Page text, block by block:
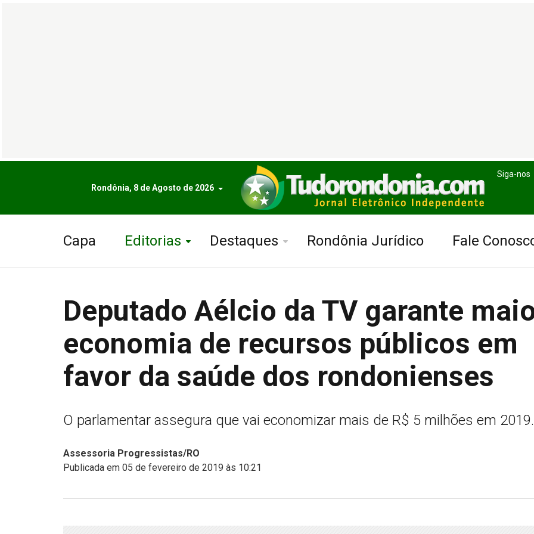
Rondônia, 8 de Agosto de 2026
Siga-nos
Capa Editorias Destaques Rondônia Jurídico Fale
Deputado Aélcio da TV garante
economia de recursos públicos em
favor da saúde dos rondonienses
O parlamentar assegura que vai economizar mais de R$ 5 milhões em 2019.
Assessoria Progressistas/RO
Publicada em 05 de fevereiro de 2019 às 10:21